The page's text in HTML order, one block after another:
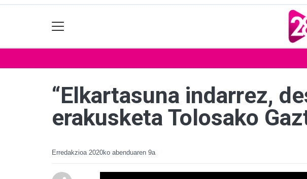
“Elkartasuna indarrez,
erakusketa Tolosako
Erredakzioa 2020ko abenduaren 9a